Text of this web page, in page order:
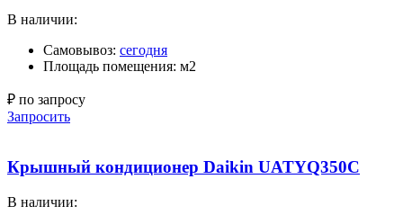
В наличии:
Самовывоз: сегодня
Площадь помещения: м2
₽ по запросу
Запросить
Крышный кондиционер Daikin UATYQ350C
В наличии: